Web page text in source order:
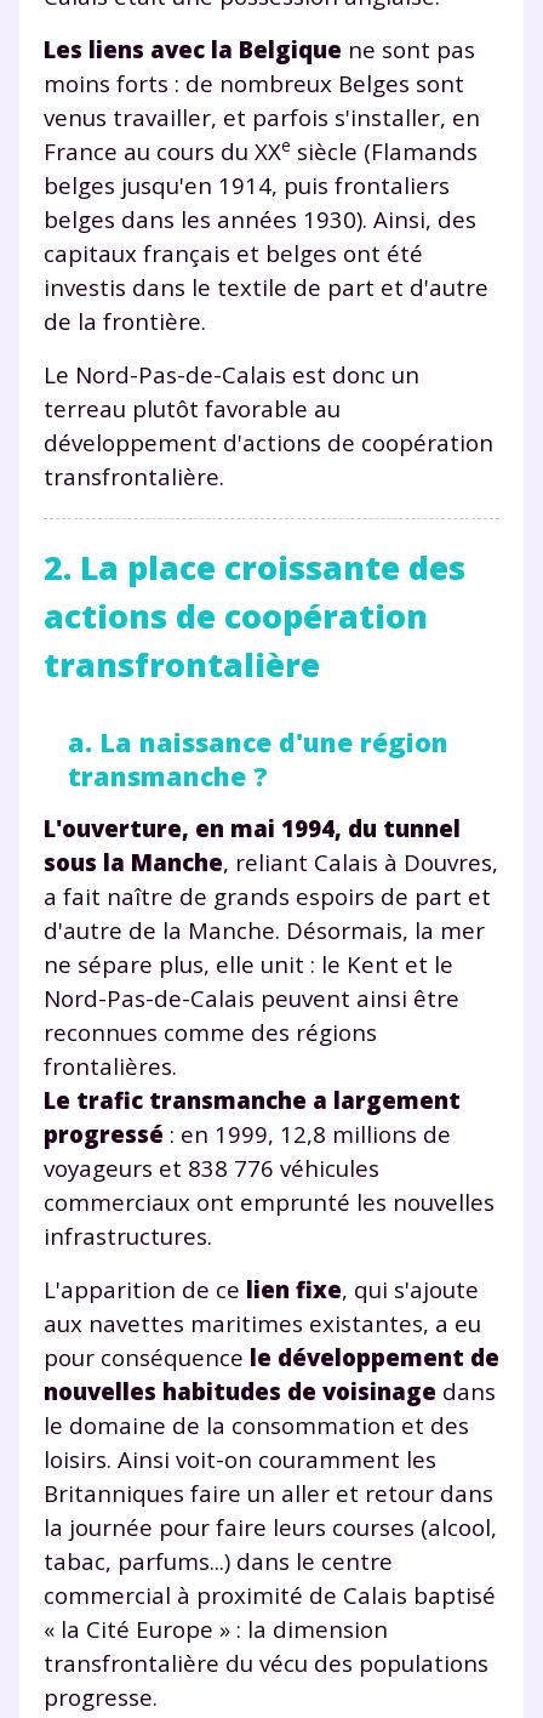
Les liens avec la Belgique ne sont pas
moins forts : de nombreux Belges sont
venus travailler, et parfois s'installer, en
France au cours du XXe siècle (Flamands
belges jusqu'en 1914, puis frontaliers
belges dans les années 1930). Ainsi, des
capitaux français et belges ont été
investis dans le textile de part et d'autre
de la frontière.
Le Nord-Pas-de-Calais est donc un
terreau plutôt favorable au
développement d'actions de coopération
transfrontalière.
2. La place croissante des
actions de coopération
transfrontalière
a. La naissance d'une région
transmanche ?
L'ouverture, en mai 1994, du tunnel
sous la Manche, reliant Calais à Douvres,
a fait naître de grands espoirs de part et
d'autre de la Manche. Désormais, la mer
ne sépare plus, elle unit : le Kent et le
Nord-Pas-de-Calais peuvent ainsi être
reconnues comme des régions
frontalières.
Le trafic transmanche a largement
progressé : en 1999, 12,8 millions de
voyageurs et 838 776 véhicules
commerciaux ont emprunté les nouvelles
infrastructures.
L'apparition de ce lien fixe, qui s'ajoute
aux navettes maritimes existantes, a eu
pour conséquence le développement de
nouvelles habitudes de voisinage dans
le domaine de la consommation et des
loisirs. Ainsi voit-on couramment les
Britanniques faire un aller et retour dans
la journée pour faire leurs courses (alcool,
tabac, parfums...) dans le centre
commercial à proximité de Calais baptisé
« la Cité Europe » : la dimension
transfrontalière du vécu des populations
progresse.